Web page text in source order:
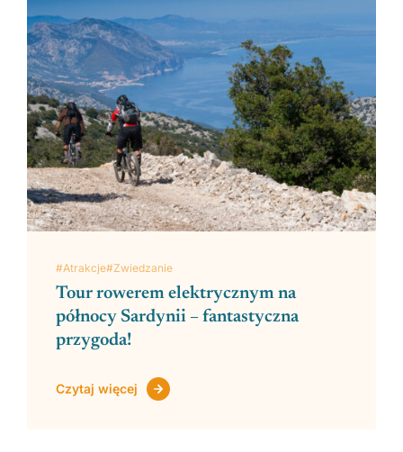
#Atrakcje#Zwiedzanie
Tour rowerem elektrycznym na
północy Sardynii – fantastyczna
przygoda!
Czytaj więcej